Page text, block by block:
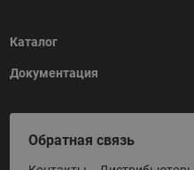
Каталог
Тепловая автоматика
Холодильная техника
Приводная техника
Документация
HeatPlatform (Тепловая
Полезные программы и
Обратная связь